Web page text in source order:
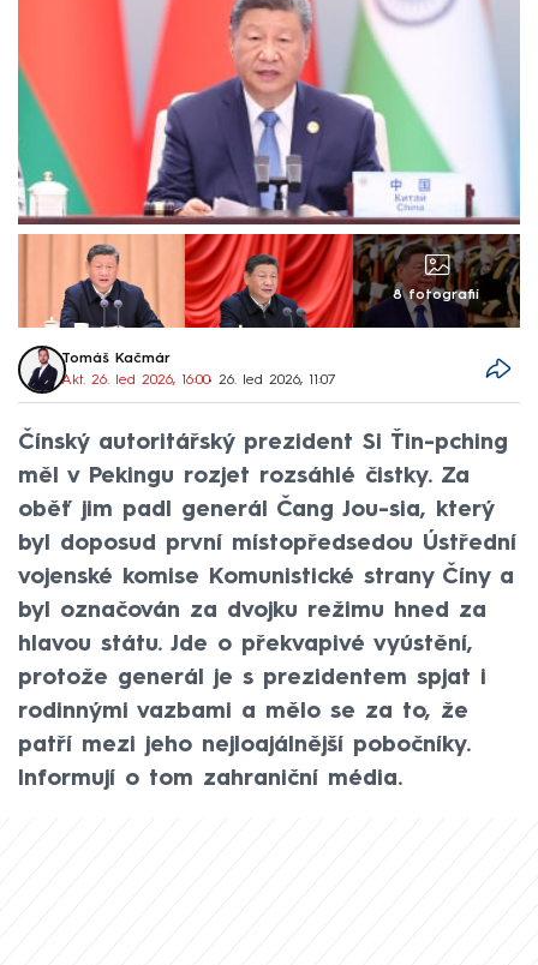
8 fotografií
Tomáš Kačmár
Akt. 26. led 2026, 16:00• 26. led 2026, 11:07
Čínský autoritářský prezident Si Ťin-pching
měl v Pekingu rozjet rozsáhlé čistky. Za
oběť jim padl generál Čang Jou-sia, který
byl doposud první místopředsedou Ústřední
vojenské komise Komunistické strany Číny a
byl označován za dvojku režimu hned za
hlavou státu. Jde o překvapivé vyústění,
protože generál je s prezidentem spjat i
rodinnými vazbami a mělo se za to, že
patří mezi jeho nejloajálnější pobočníky.
Informují o tom zahraniční média.